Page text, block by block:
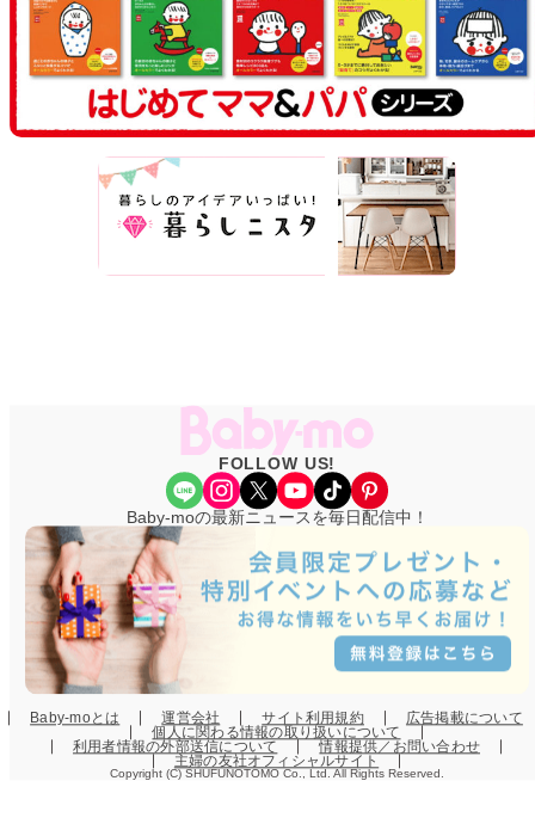
FOLLOW US!
Share Icon Instagram X YouTube TikTok Pinterest
Baby-moの最新ニュースを毎日配信中！
Baby-moとは 運営会社 サイト利用規約
広告掲載について
個人に関わる情報の取り扱いについて
利用者情報の外部送信について
情報提供／お問い合わせ
主婦の友社オフィシャルサイト
Copyright (C) SHUFUNOTOMO Co., Ltd. All Rights Reserved.